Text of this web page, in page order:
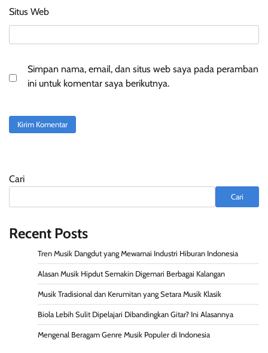
Situs Web
Simpan nama, email, dan situs web saya pada peramban
ini untuk komentar saya berikutnya.
Cari
Cari
Recent Posts
Tren Musik Dangdut yang Mewarnai Industri Hiburan Indonesia
Alasan Musik Hipdut Semakin Digemari Berbagai Kalangan
Musik Tradisional dan Kerumitan yang Setara Musik Klasik
Biola Lebih Sulit Dipelajari Dibandingkan Gitar? Ini Alasannya
Mengenal Beragam Genre Musik Populer di Indonesia